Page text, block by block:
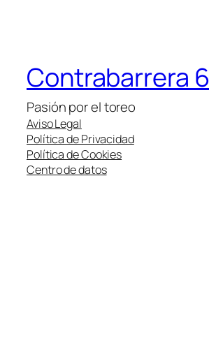
Contrabarrera 6
Pasión por el toreo
Aviso Legal
Política de Privacidad
Política de Cookies
Centro de datos